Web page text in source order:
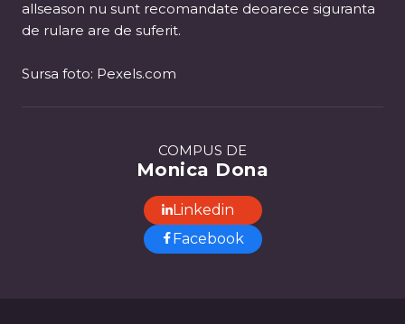
COMPUS DE
Monica Dona
Linkedin
Facebook
allseason nu sunt recomandate deoarece siguranta
de rulare are de suferit.
Sursa foto: Pexels.com